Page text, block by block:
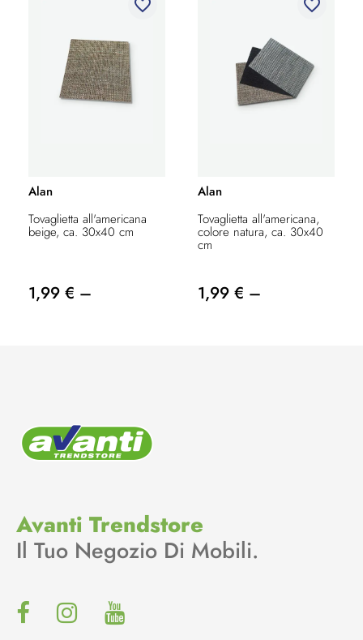
favorite_border
Alan
Tovaglietta all'americana
beige, ca. 30x40 cm
1,99 € –
favorite_border
Alan
Tovaglietta all'americana,
colore natura, ca. 30x40
cm
1,99 € –
Avanti Trendstore
Il Tuo Negozio Di Mobili.